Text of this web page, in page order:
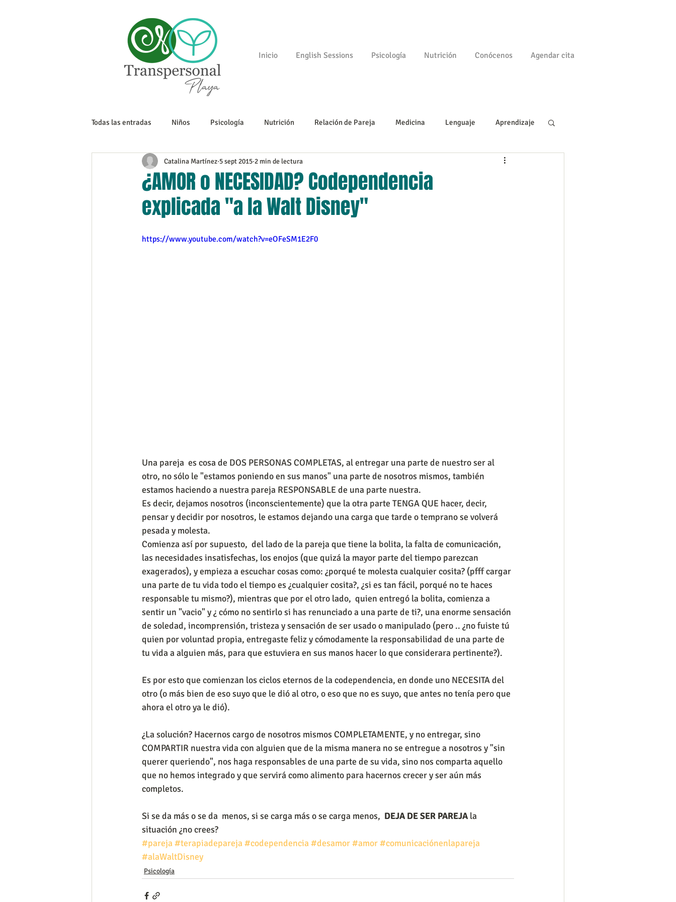
Inicio English Sessions Psicología Nutrición Conócenos Agendar cita
Todas las entradas Niños Psicología Nutrición Relación de Pareja Medicina Lenguaje Aprendizaje
Sexualidad Tanatología Psicomotricidad Empezando
Adolescencia Trabajo
¿AMOR o NECESIDAD? Codependencia
explicada "a la Walt Disney"
Catalina Martínez 5 sept 2015 2 min de lectura
https://www.youtube.com/watch?v=eOFeSM1E2F0
Una pareja  es cosa de DOS PERSONAS COMPLETAS, al entregar una parte de nuestro ser al
otro, no sólo le "estamos poniendo en sus manos" una parte de nosotros mismos, también
estamos haciendo a nuestra pareja RESPONSABLE de una parte nuestra.
Es decir, dejamos nosotros (inconscientemente) que la otra parte TENGA QUE hacer, decir,
pensar y decidir por nosotros, le estamos dejando una carga que tarde o temprano se volverá
pesada y molesta.
Comienza así por supuesto,  del lado de la pareja que tiene la bolita, la falta de comunicación,
las necesidades insatisfechas, los enojos (que quizá la mayor parte del tiempo parezcan
exagerados), y empieza a escuchar cosas como: ¿porqué te molesta cualquier cosita? (pfff cargar
una parte de tu vida todo el tiempo es ¿cualquier cosita?, ¿si es tan fácil, porqué no te haces
responsable tu mismo?), mientras que por el otro lado,  quien entregó la bolita, comienza a
sentir un "vacio" y ¿ cómo no sentirlo si has renunciado a una parte de ti?, una enorme sensación
de soledad, incomprensión, tristeza y sensación de ser usado o manipulado (pero .. ¿no fuiste tú
quien por voluntad propia, entregaste feliz y cómodamente la responsabilidad de una parte de
tu vida a alguien más, para que estuviera en sus manos hacer lo que considerara pertinente?).
Es por esto que comienzan los ciclos eternos de la codependencia, en donde uno NECESITA del
otro (o más bien de eso suyo que le dió al otro, o eso que no es suyo, que antes no tenía pero que
ahora el otro ya le dió).
¿La solución? Hacernos cargo de nosotros mismos COMPLETAMENTE, y no entregar, sino
COMPARTIR nuestra vida con alguien que de la misma manera no se entregue a nosotros y "sin
querer queriendo", nos haga responsables de una parte de su vida, sino nos comparta aquello
que no hemos integrado y que servirá como alimento para hacernos crecer y ser aún más
completos.
Si se da más o se da  menos, si se carga más o se carga menos, DEJA DE SER PAREJA la
situación ¿no crees?
#pareja #terapiadepareja #codependencia #desamor#amor#comunicaciónenlapareja
#alaWaltDisney
Psicología